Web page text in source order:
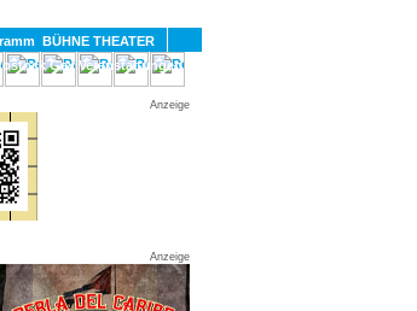
BÜHNE THEATER
GAY
Anzeige
Anzeige